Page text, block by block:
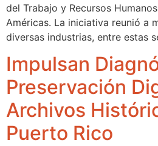
del Trabajo y Recursos
Américas. La iniciativa reunió a
diversas industrias, entre estas
Impulsan
Preservación
Archivos
Puerto Rico